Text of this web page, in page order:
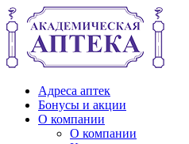
Адреса аптек
Бонусы и акции
О компании
О компании